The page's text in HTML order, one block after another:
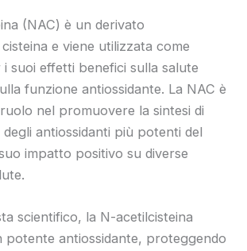
(NAC) è un derivato
cisteina e viene utilizzata come
suoi effetti benefici sulla salute
funzione antiossidante. La NAC è
nel promuovere la sintesi di
antiossidanti più potenti del
impatto positivo su diverse
scientifico, la N-acetilcisteina
potente antiossidante, proteggendo